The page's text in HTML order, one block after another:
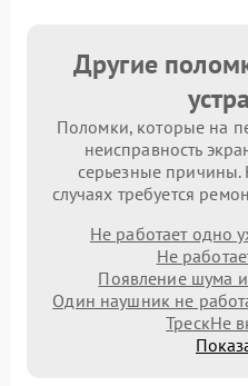
Другие
Поломки, которые на
неисправность
серьезные
случаях требуется
Не работает одно
Не
Появление шума
Один наушник не
ТрескНе